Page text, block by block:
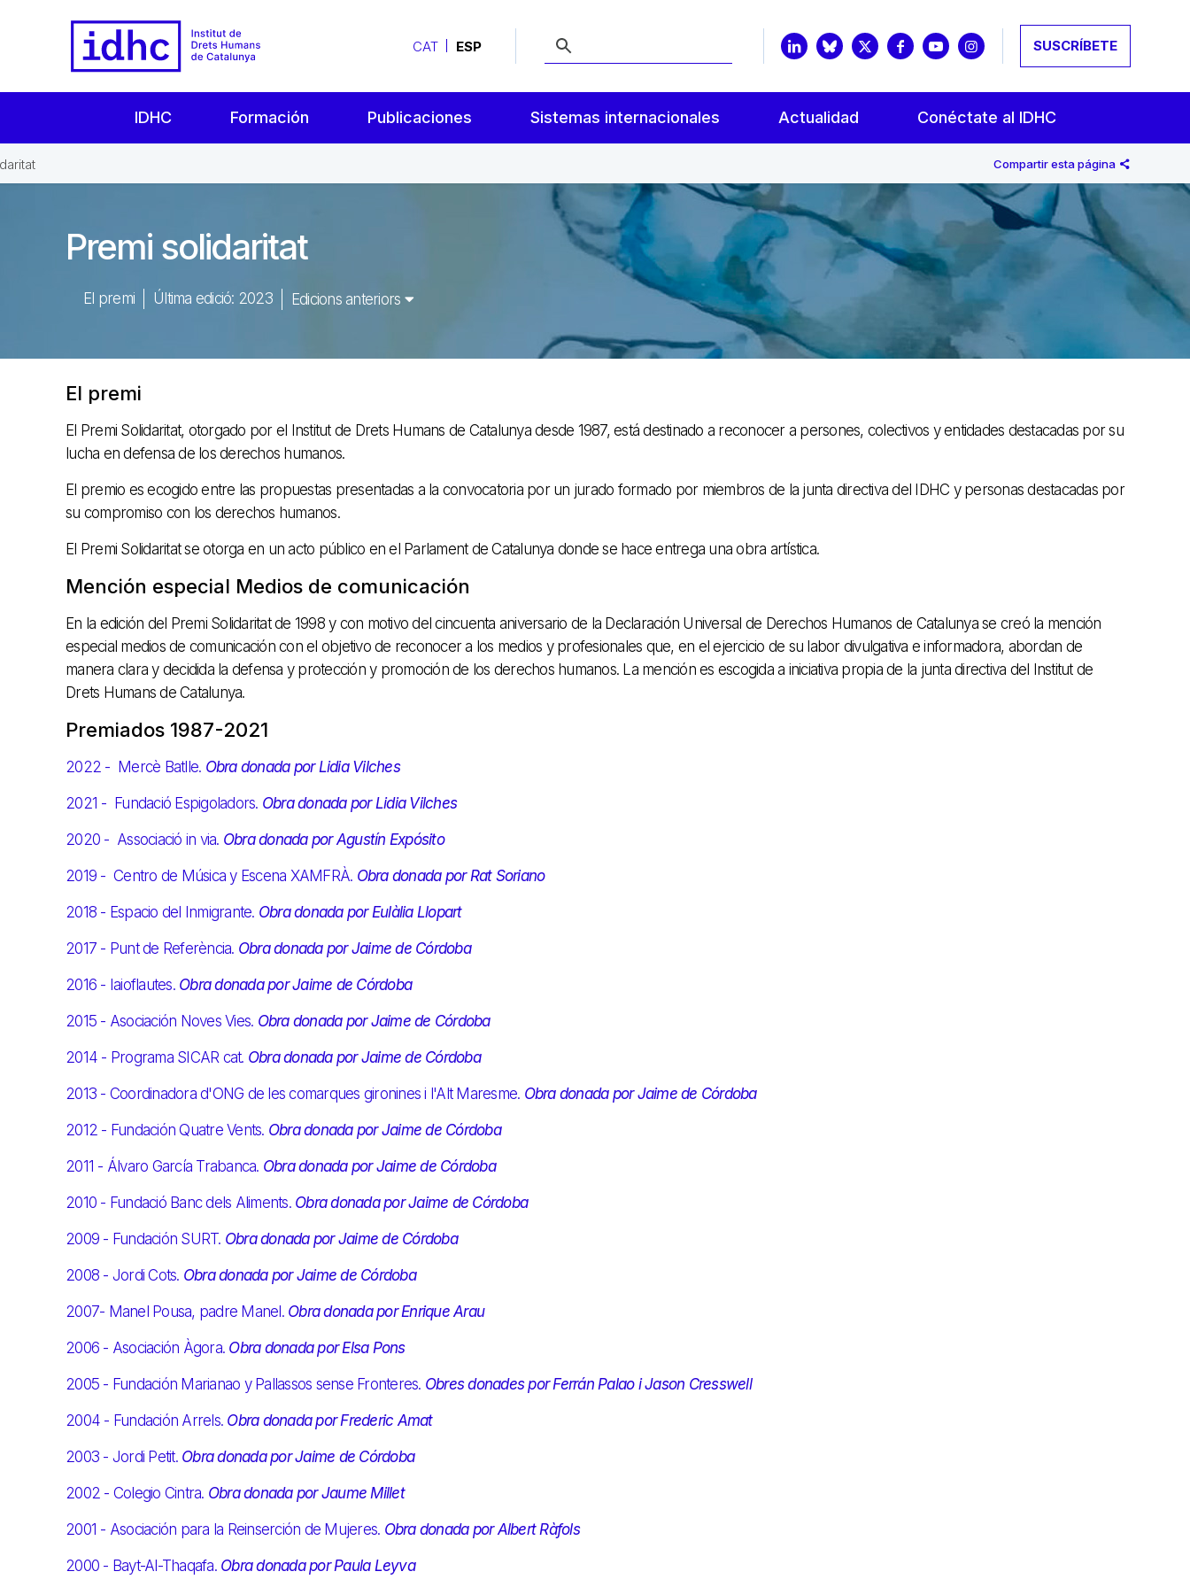
CAT ESP SUSCRÍBETE
IDHC Formación Publicaciones Sistemas internacionales Actualidad Conéctate al IDHC
Compartir esta página
Premi solidaritat
El premi Última edició: 2023 Edicions anteriors
El premi
El Premi Solidaritat, otorgado por el Institut de Drets Humans de Catalunya desde 1987, está destinado a reconocer a persones, colectivos y entidades destacadas por su
lucha en defensa de los derechos humanos.
El premio es ecogido entre las propuestas presentadas a la convocatoria por un jurado formado por miembros de la junta directiva del IDHC y personas destacadas por
su compromiso con los derechos humanos.
El Premi Solidaritat se otorga en un acto público en el Parlament de Catalunya donde se hace entrega una obra artística.
Mención especial Medios de comunicación
En la edición del Premi Solidaritat de 1998 y con motivo del cincuenta aniversario de la Declaración Universal de Derechos Humanos de Catalunya se creó la mención
especial medios de comunicación con el objetivo de reconocer a los medios y profesionales que, en el ejercicio de su labor divulgativa e informadora, abordan de
manera clara y decidida la defensa y protección y promoción de los derechos humanos. La mención es escogida a iniciativa propia de la junta directiva del Institut de
Drets Humans de Catalunya.
Premiados 1987-2021
2022 - Mercè Batlle. Obra donada por Lidia Vilches
2021 - Fundació Espigoladors. Obra donada por Lidia Vilches
2020 - Associació in via. Obra donada por Agustín Expósito
2019 - Centro de Música y Escena XAMFRÀ. Obra donada por Rat Soriano
2018 - Espacio del Inmigrante. Obra donada por Eulàlia Llopart
2017 - Punt de Referència. Obra donada por Jaime de Córdoba
2016 - Iaioflautes. Obra donada por Jaime de Córdoba
2015 - Asociación Noves Vies. Obra donada por Jaime de Córdoba
2014 - Programa SICAR cat. Obra donada por Jaime de Córdoba
2013 - Coordinadora d'ONG de les comarques gironines i l'Alt Maresme. Obra donada por Jaime de Córdoba
2012 - Fundación Quatre Vents. Obra donada por Jaime de Córdoba
2011 - Álvaro García Trabanca. Obra donada por Jaime de Córdoba
2010 - Fundació Banc dels Aliments. Obra donada por Jaime de Córdoba
2009 - Fundación SURT. Obra donada por Jaime de Córdoba
2008 - Jordi Cots. Obra donada por Jaime de Córdoba
2007- Manel Pousa, padre Manel. Obra donada por Enrique Arau
2006 - Asociación Àgora. Obra donada por Elsa Pons
2005 - Fundación Marianao y Pallassos sense Fronteres. Obres donades por Ferrán Palao i Jason Cresswell
2004 - Fundación Arrels. Obra donada por Frederic Amat
2003 - Jordi Petit. Obra donada por Jaime de Córdoba
2002 - Colegio Cintra. Obra donada por Jaume Millet
2001 - Asociación para la Reinserción de Mujeres. Obra donada por Albert Ràfols
2000 - Bayt-Al-Thaqafa. Obra donada por Paula Leyva